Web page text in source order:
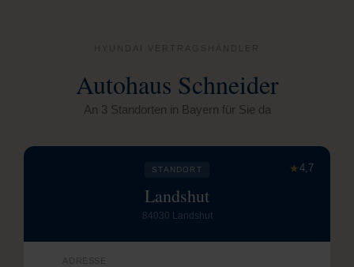
Autohaus Schneider
An 3 Standorten in Bayern für Sie da
★4,7
STANDORT
Landshut
84030 Landshut
ADRESSE